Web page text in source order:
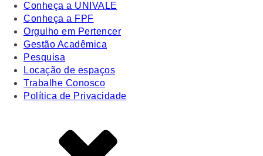
Conheça a UNIVALE
Conheça a FPF
Orgulho em Pertencer
Gestão Acadêmica
Pesquisa
Locação de espaços
Trabalhe Conosco
Política de Privacidade